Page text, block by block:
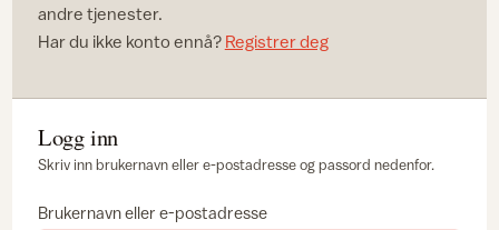
andre tjenester.
Har du ikke konto ennå? Registrer deg
Logg inn
Skriv inn brukernavn eller e-postadresse og passord nedenfor.
Brukernavn eller e-postadresse